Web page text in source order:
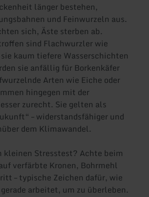
länger bestehen,
und Feinwurzeln aus.
sich, Äste sterben ab.
sind Flachwurzler wie
kaum tiefere Wasserschichten
sie anfällig für Borkenkäfer
Arten wie Eiche oder
hingegen mit der
zurecht. Sie gelten als
– widerstandsfähiger und
dem Klimawandel.
kleinen Stresstest? Achte beim
verfärbte Kronen, Bohrmehl
– typische Zeichen dafür, wie
arbeitet, um zu überleben.